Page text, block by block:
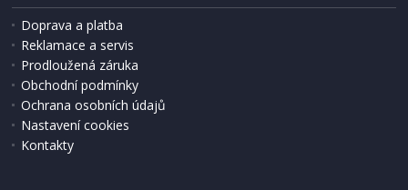
1 693 Kč
Doprava a platba
Reklamace a servis
Prodloužená záruka
Obchodní podmínky
Ochrana osobních údajů
Nastavení cookies
Kontakty